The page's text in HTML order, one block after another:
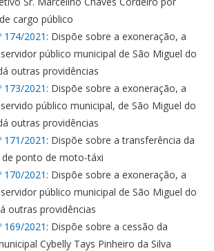
cargo público
174/2021 : Dispõe sobre a exoneração, a
público municipal de São Miguel do
outras providências
173/2021 : Dispõe sobre a exoneração, a
público municipal, de São Miguel do
outras providências
171/2021 : Dispõe sobre a transferência da
ponto de moto-táxi
170/2021 : Dispõe sobre a exoneração, a
público municipal de São Miguel do
outras providências
169/2021 : Dispõe sobre a cessão da
Cybelly Tays Pinheiro da Silva